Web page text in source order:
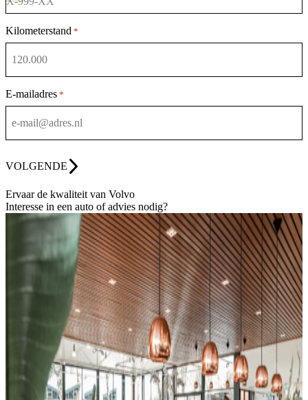
Kilometerstand *
E-mailadres *
VOLGENDE
Ervaar de kwaliteit van Volvo
Interesse in een auto of advies nodig?